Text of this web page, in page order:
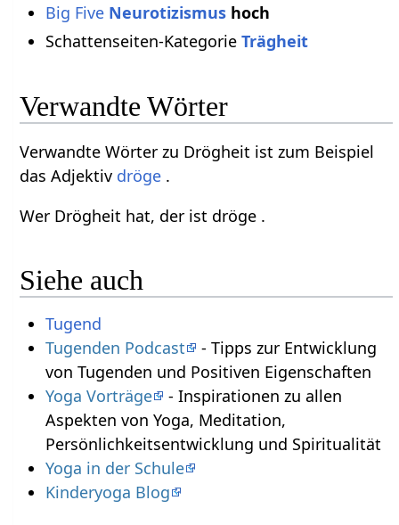
Big Five Neurotizismushoch
Schattenseiten-Kategorie Trägheit
Verwandte Wörter
Verwandte Wörter zu Drögheit ist zum Beispiel
das Adjektiv dröge .
Wer Drögheit hat, der ist dröge .
Siehe auch
Tugend
Tugenden Podcast
- Tipps zur Entwicklung
von Tugenden und Positiven Eigenschaften
Yoga Vorträge
- Inspirationen zu allen
Aspekten von Yoga, Meditation,
Persönlichkeitsentwicklung und Spiritualität
Yoga in der Schule
Kinderyoga Blog